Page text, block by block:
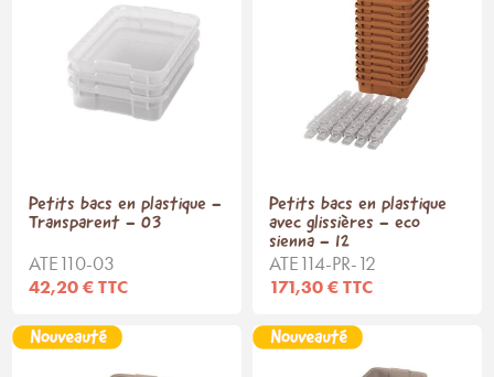
Petits bacs en plastique -
Transparent - 03
ATE110-03
42,20 € TTC
Petits bacs en plastique
avec glissières - eco
sienna - 12
ATE114-PR-12
171,30 € TTC